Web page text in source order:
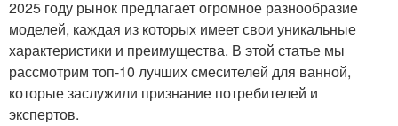
2025 году рынок предлагает огромное разнообразие
моделей, каждая из которых имеет свои уникальные
характеристики и преимущества. В этой статье мы
рассмотрим топ-10 лучших смесителей для ванной,
которые заслужили признание потребителей и
экспертов.